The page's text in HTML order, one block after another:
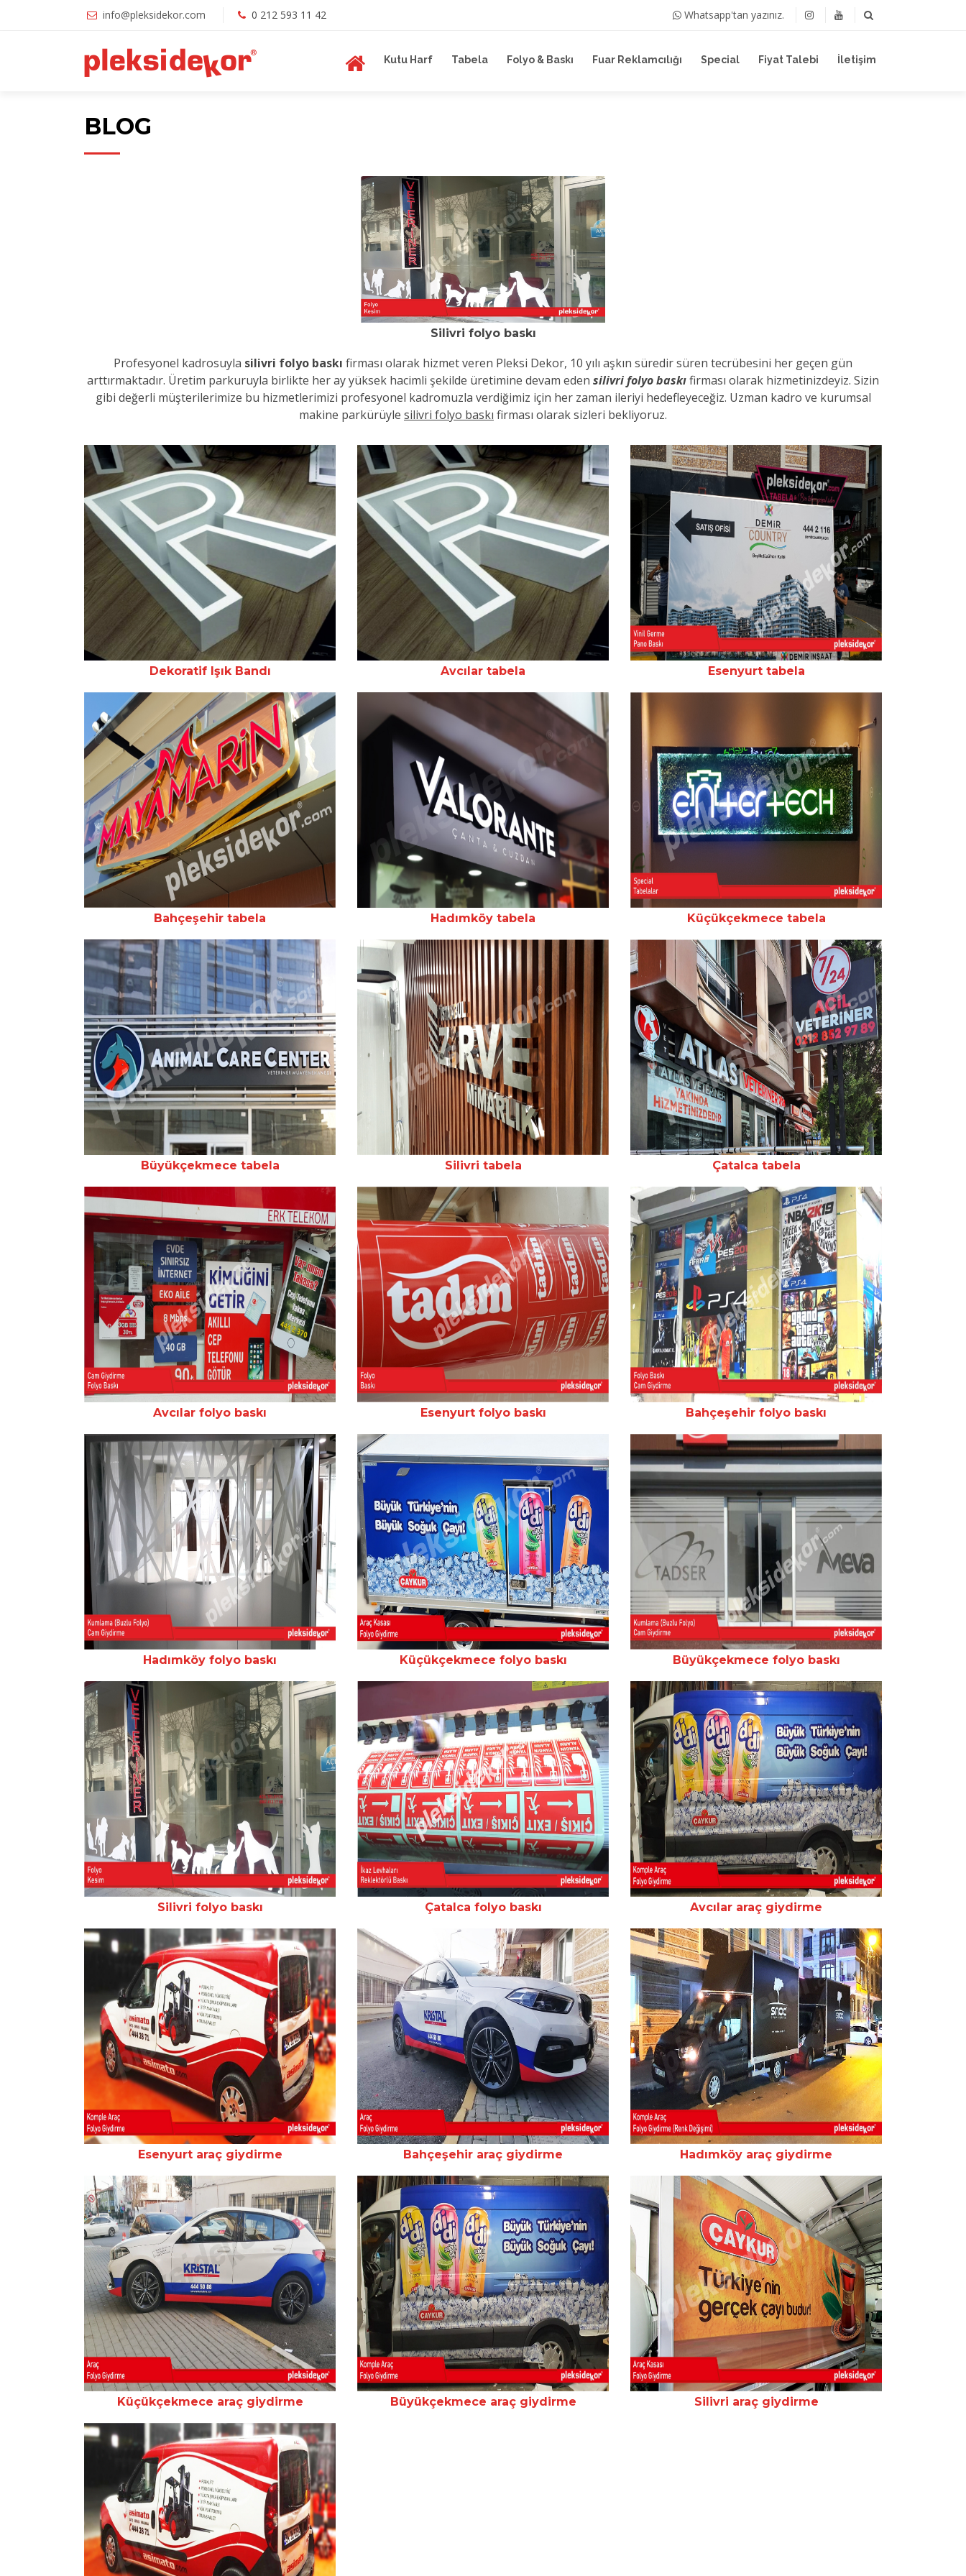
info@pleksidekor.com 0 212 593 11 42 Whatsapp'tan yazınız.
Kutu Harf Tabela Folyo & Baskı Fuar Reklamcılığı Special Fiyat Talebi İletişim
BLOG
Silivri folyo baskı
Profesyonel kadrosuyla silivri folyo baskı firması olarak hizmet veren Pleksi Dekor, 10 yılı aşkın süredir süren tecrübesini her geçen gün
arttırmaktadır. Üretim parkuruyla birlikte her ay yüksek hacimli şekilde üretimine devam eden silivri folyo baskıfirması olarak hizmetinizdeyiz. Sizin
gibi değerli müşterilerimize bu hizmetlerimizi profesyonel kadromuzla verdiğimiz için her zaman ileriyi hedefleyeceğiz. Uzman kadro ve kurumsal
makine parkürüyle silivri folyo baskı firması olarak sizleri bekliyoruz.
Dekoratif Işık Bandı Avcılar tabela Esenyurt tabela
Bahçeşehir tabela Hadımköy tabela Küçükçekmece tabela
Büyükçekmece tabela Silivri tabela Çatalca tabela
Avcılar folyo baskı Esenyurt folyo baskı Bahçeşehir folyo baskı
Hadımköy folyo baskı Küçükçekmece folyo baskı Büyükçekmece folyo baskı
Silivri folyo baskı Çatalca folyo baskı Avcılar araç giydirme
Esenyurt araç giydirme Bahçeşehir araç giydirme Hadımköy araç giydirme
Küçükçekmece araç giydirme Büyükçekmece araç giydirme Silivri araç giydirme